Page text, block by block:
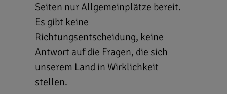
Seiten nur Allgemeinplätze bereit.
Es gibt keine
Richtungsentscheidung, keine
Antwort auf die Fragen, die sich
unserem Land in Wirklichkeit
stellen.